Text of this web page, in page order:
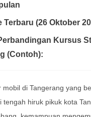
Terbaru (26 Oktober
Kursus
(Contoh):
mobil di Tangerang yang
tengah hiruk pikuk kota